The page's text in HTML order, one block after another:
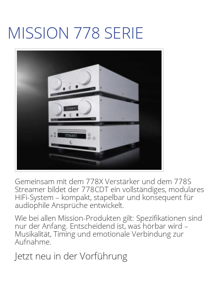
MISSION 778 SERIE
Gemeinsam mit dem 778X Verstärker und dem 778S
Streamer bildet der 778CDT ein vollständiges, modulares
HiFi-System – kompakt, stapelbar und konsequent für
audiophile Ansprüche entwickelt.
Wie bei allen Mission-Produkten gilt: Spezifikationen sind
nur der Anfang. Entscheidend ist, was hörbar wird –
Musikalität, Timing und emotionale Verbindung zur
Aufnahme.
Jetzt neu in der Vorführung